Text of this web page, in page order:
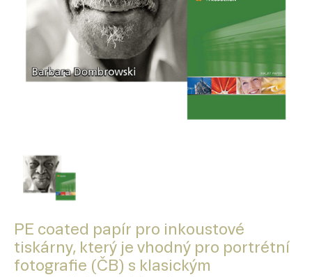
PE coated papír pro inkoustové
tiskárny, který je vhodný pro portrétní
fotografie (ČB) s klasickým